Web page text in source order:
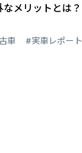
なメリットとは？
車 #実車レポート